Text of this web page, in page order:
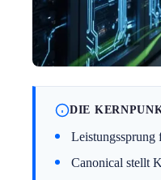
DIE
Canonical stellt